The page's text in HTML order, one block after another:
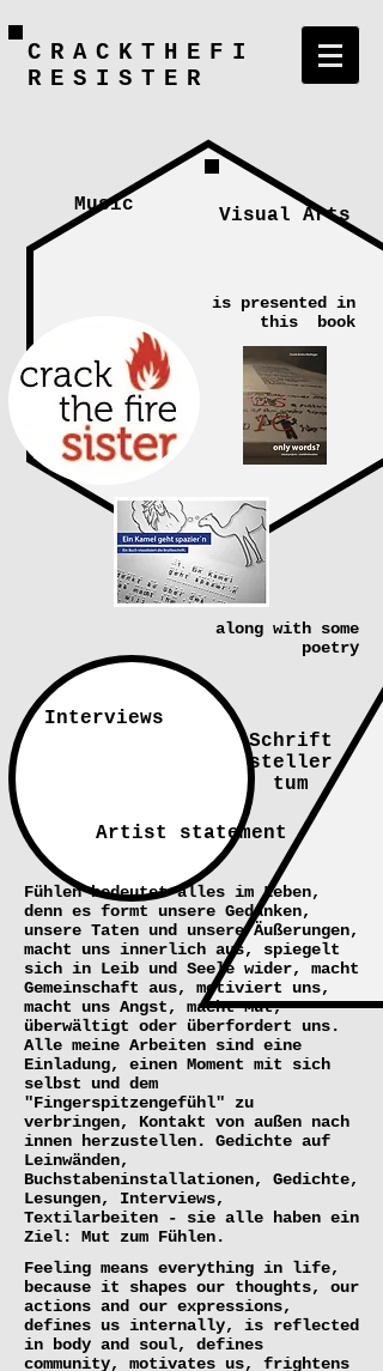
CRACKTHEFI
RESISTER
Music Visual Arts
is presented in
this book
Interviews
along with some
poetry
Schrift
steller
tum
Artist statement
Fühlen bedeutet alles im Leben,
denn es formt unsere Gedanken,
unsere Taten und unsere Äußerungen,
macht uns innerlich aus, spiegelt
sich in Leib und Seele wider, macht
Gemeinschaft aus, motiviert uns,
macht uns Angst, macht Mut,
überwältigt oder überfordert uns.
Alle meine Arbeiten sind eine
Einladung, einen Moment mit sich
selbst und dem
"Fingerspitzengefühl" zu
verbringen, Kontakt von außen nach
innen herzustellen. Gedichte auf
Leinwänden,
Buchstabeninstallationen, Gedichte,
Lesungen, Interviews,
Textilarbeiten - sie alle haben ein
Ziel: Mut zum Fühlen.
Feeling means everything in life,
because it shapes our thoughts, our
actions and our expressions,
defines us internally, is reflected
in body and soul, defines
community, motivates us, frightens